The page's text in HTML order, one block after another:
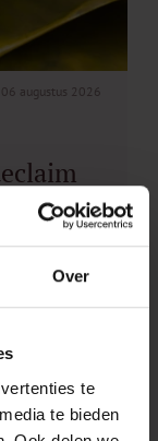
Over
te
te bieden
06 augustus 2026